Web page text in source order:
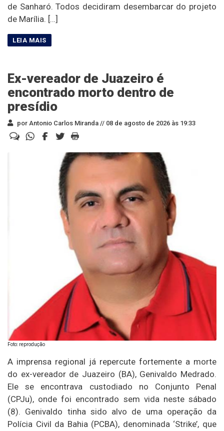
de Sanharó. Todos decidiram desembarcar do projeto
de Marília. […]
Ex-vereador de Juazeiro é
encontrado morto dentro de
presídio
por Antonio Carlos Miranda // 08 de agosto de 2026 às 19:33
Foto: reprodução
A imprensa regional já repercute fortemente a morte
do ex-vereador de Juazeiro (BA), Genivaldo Medrado.
Ele se encontrava custodiado no Conjunto Penal
(CPJu), onde foi encontrado sem vida neste sábado
(8). Genivaldo tinha sido alvo de uma operação da
Polícia Civil da Bahia (PCBA), denominada ‘Strike’, que